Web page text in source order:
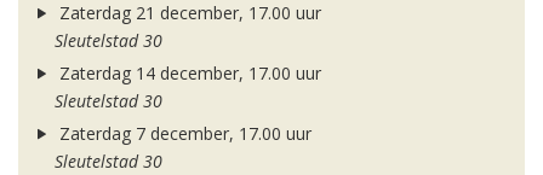
Zaterdag 21 december, 17.00 uur
Sleutelstad 30
Zaterdag 14 december, 17.00 uur
Sleutelstad 30
Zaterdag 7 december, 17.00 uur
Sleutelstad 30